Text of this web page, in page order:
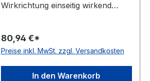
Wirkrichtung einseitig wirkend
Käfig Stahlblechkäfig Schmierung
für Fett- oder Ölschmierung
P0/PN bzw. ABEC 1
80,94 €*
Preise inkl. MwSt. zzgl. Versandkosten
In den Warenkorb